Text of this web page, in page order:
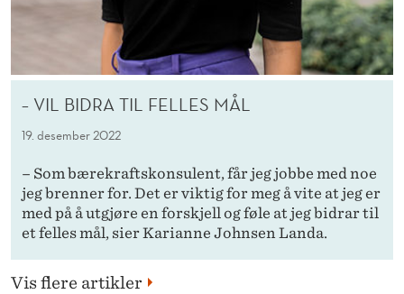
– VIL BIDRA TIL FELLES MÅL
19. desember 2022
– Som bærekraftskonsulent, får jeg jobbe med noe
jeg brenner for. Det er viktig for meg å vite at jeg er
med på å utgjøre en forskjell og føle at jeg bidrar til
et felles mål, sier Karianne Johnsen Landa.
Vis flere artikler